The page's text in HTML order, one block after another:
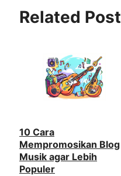
Related Post
10 Cara
Mempromosikan Blog
Musik agar Lebih
Populer